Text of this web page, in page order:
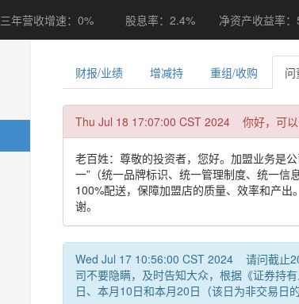
三年营收增速：0% 股息率：2.4% 净资产收益率
财报/业绩 增减持 重组/收购
Thu Jul 18 17:07:00 CST 2024 你好，可以
老百姓：尊敬的投资者，您好。加盟业务是
一”（统一品牌标识、统一管理制度、统一
100%配送，保障加盟店的质量、效率和产
谢。
Wed Jul 17 10:56:00 CST 2024 请问截止
司不要隐瞒，及时告知大众，根据《证券持
日、本月10日和本月20日（该日为非交易日